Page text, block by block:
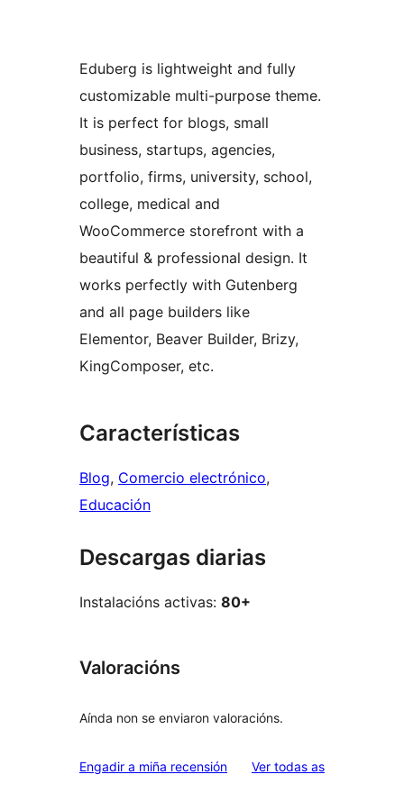
Eduberg is lightweight and fully
customizable multi-purpose theme.
It is perfect for blogs, small
business, startups, agencies,
portfolio, firms, university, school,
college, medical and
WooCommerce storefront with a
beautiful & professional design. It
works perfectly with Gutenberg
and all page builders like
Elementor, Beaver Builder, Brizy,
KingComposer, etc.
Características
Blog, Comercio electrónico
Educación
Descargas diarias
Instalacións activas: 80+
Valoracións
Aínda non se enviaron valoracións.
Engadir a miña recensión Ver todas asvaloracións